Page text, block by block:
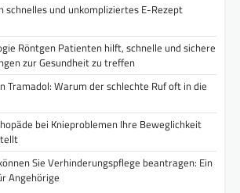
schnelles und unkompliziertes E-Rezept
Röntgen Patienten hilft, schnelle und sichere
zur Gesundheit zu treffen
Tramadol: Warum der schlechte Ruf oft in die
bei Knieproblemen Ihre Beweglichkeit
Sie Verhinderungspflege beantragen: Ein
Angehörige